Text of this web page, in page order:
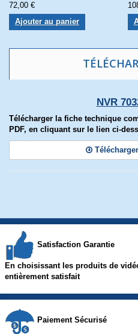
72,00 €
Ajouter au panier
NVR
Télécharger la fiche technique
PDF, en cliquant sur le lien ci-
Satisfaction Garantie
En choisissant les produits de
entièrement satisfait
Paiement Sécurisé